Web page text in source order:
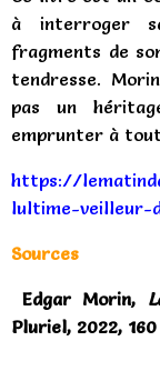
à interroger
fragments de
tendresse.
pas un
emprunter à tout
https://
lultime-veilleur-
Sources
Edgar Morin,
Pluriel, 2022, 160